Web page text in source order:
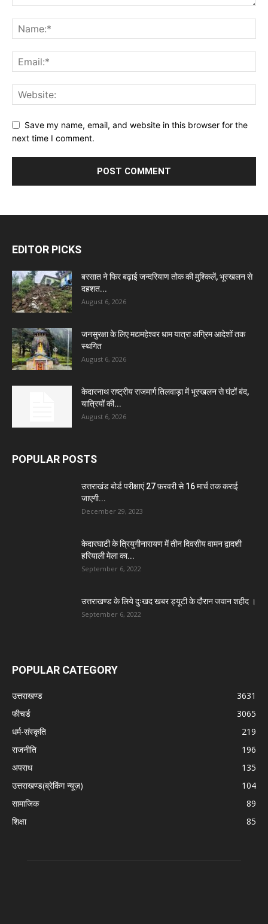
Save my name, email, and website in this browser for the
next time I comment.
EDITOR PICKS
बरसात ने फिर बढ़ाई जन्दरियाण तोक की मुश्किलें, भूस्खलन से
दहशत...
August 6, 2026
जनसुरक्षा के लिए मद्यमहेश्वर धाम यात्रा अग्रिम आदेशों तक
स्थगित
August 6, 2026
केदारनाथ राष्ट्रीय राजमार्ग तिलवाड़ा में भूस्खलन से घंटों बंद,
यात्रियों की...
August 6, 2026
POPULAR POSTS
उत्तराखंड बोर्ड परीक्षाएं 27 फ़रवरी से 16 मार्च तक कराई
जाएगी...
December 29, 2023
केदारघाटी के त्रियुगीनारायण में तीन दिवसीय वामन द्वादशी
हरियाली मेला का...
September 6, 2022
उत्तराखण्ड के लिये दुःखद खबर ड्यूटी के दौरान जवान शहीद ।
September 6, 2022
POPULAR CATEGORY
उत्तराखण्ड
3631
फीचर्ड
3065
धर्म-संस्कृति
219
राजनीति
196
अपराध
135
उत्तराखण्ड(ब्रेकिंग न्यूज़)
104
सामाजिक
89
शिक्षा
85